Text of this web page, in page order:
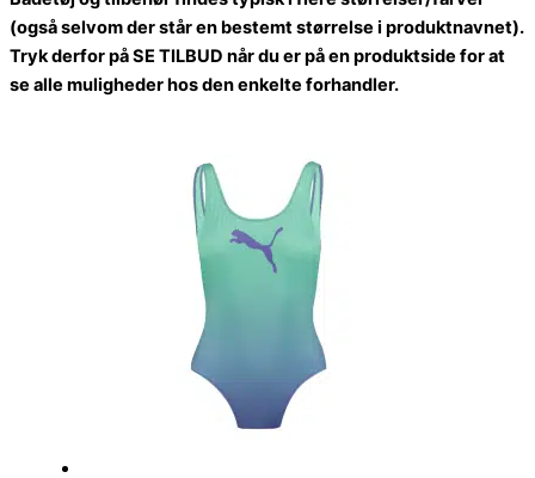
(også selvom der står en bestemt størrelse i produktnavnet).
Tryk derfor på SE TILBUD når du er på en produktside for at
se alle muligheder hos den enkelte forhandler.